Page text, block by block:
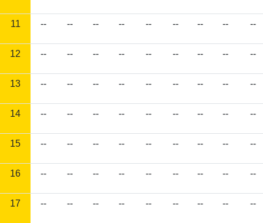
11 -- -- -- -- -- -- -- -- --
12 -- -- -- -- -- -- -- -- --
13 -- -- -- -- -- -- -- -- --
14 -- -- -- -- -- -- -- -- --
15 -- -- -- -- -- -- -- -- --
16 -- -- -- -- -- -- -- -- --
17 -- -- -- -- -- -- -- -- --